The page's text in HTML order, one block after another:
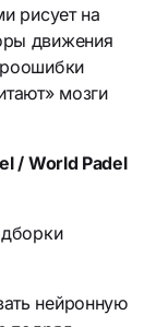
рисует на
движения
мозги
/ World Padel
нейронную